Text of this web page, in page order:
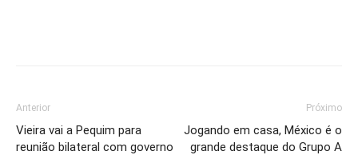
Anterior
Vieira vai a Pequim para
reunião bilateral com governo
Próximo
Jogando em casa, México é o
grande destaque do Grupo A